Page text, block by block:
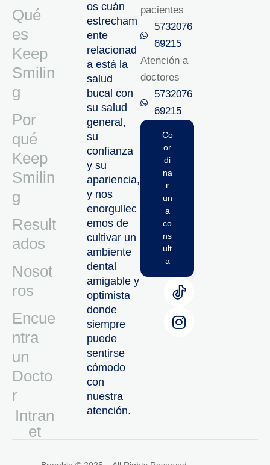
Qué
es
Keep
Smilin
g
Por
qué
Keep
Smilin
g
Result
ados
Nosot
ros
Encue
ntra
un
Docto
r
Intran
Et
os cuán
estrecham
ente
relacionad
a está la
salud
bucal con
su salud
general,
su
confianza
y su
apariencia,
y nos
enorgullec
emos de
cultivar un
ambiente
dental
amigable y
optimista
donde
siempre
puede
sentirse
cómodo
con
nuestra
atención.
pacientes
5732076
69215‬
Atención a
doctores
5732076
69215‬
Co
or
di
na
r
un
a
co
ns
ult
a